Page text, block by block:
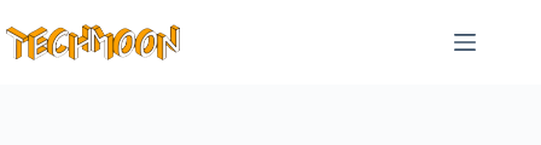
至